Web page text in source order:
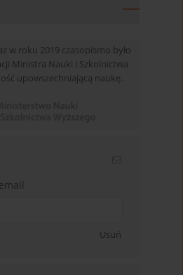
w roku 2019 czasopismo było
Ministra Nauki i Szkolnictwa
upowszechniającą naukę.
Usuń